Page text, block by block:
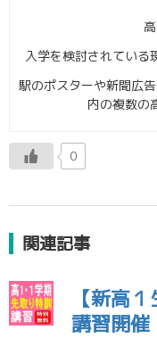
入学を検討されている
駅のポスターや新聞広
内の複数の
0
関連記事
【新高
講習開催